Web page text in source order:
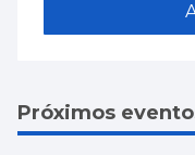
Próximos